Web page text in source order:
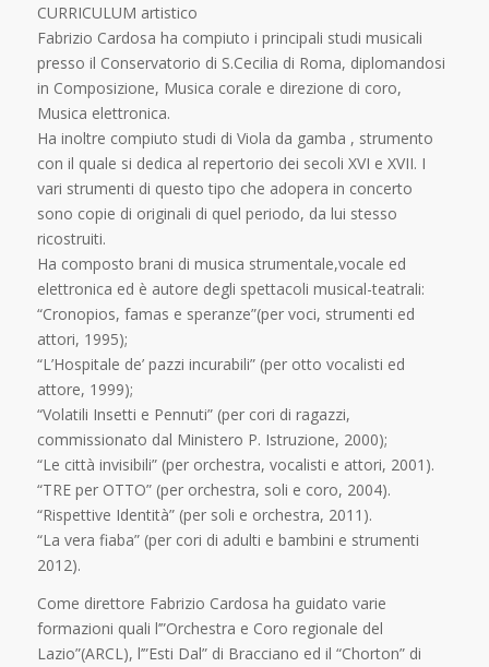
CURRICULUM artistico
Fabrizio Cardosa ha compiuto i principali studi musicali
presso il Conservatorio di S.Cecilia di Roma, diplomandosi
in Composizione, Musica corale e direzione di coro,
Musica elettronica.
Ha inoltre compiuto studi di Viola da gamba , strumento
con il quale si dedica al repertorio dei secoli XVI e XVII. I
vari strumenti di questo tipo che adopera in concerto
sono copie di originali di quel periodo, da lui stesso
ricostruiti.
Ha composto brani di musica strumentale,vocale ed
elettronica ed è autore degli spettacoli musical-teatrali:
“Cronopios, famas e speranze”(per voci, strumenti ed
attori, 1995);
“L’Hospitale de’ pazzi incurabili” (per otto vocalisti ed
attore, 1999);
“Volatili Insetti e Pennuti” (per cori di ragazzi,
commissionato dal Ministero P. Istruzione, 2000);
“Le città invisibili” (per orchestra, vocalisti e attori, 2001).
“TRE per OTTO” (per orchestra, soli e coro, 2004).
“Rispettive Identità” (per soli e orchestra, 2011).
“La vera fiaba” (per cori di adulti e bambini e strumenti
2012).
Come direttore Fabrizio Cardosa ha guidato varie
formazioni quali l’”Orchestra e Coro regionale del
Lazio”(ARCL), l’”Esti Dal” di Bracciano ed il “Chorton” di